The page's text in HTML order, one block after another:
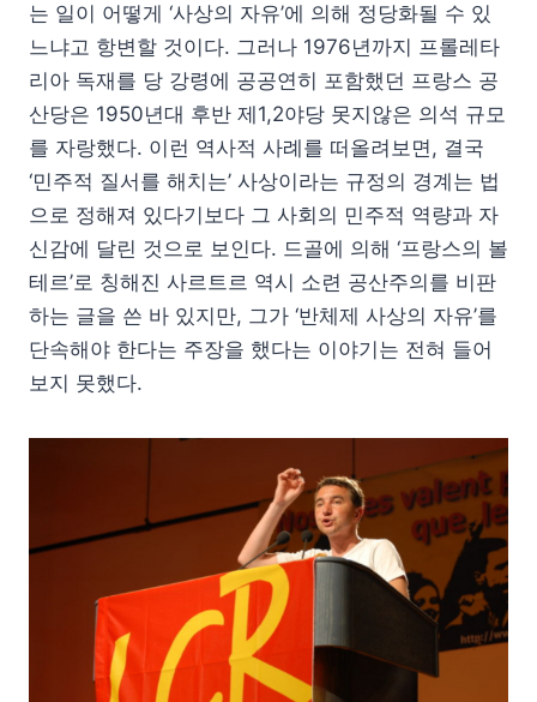
는 일이 어떻게 ‘사상의 자유’에 의해 정당화될 수 있
느냐고 항변할 것이다. 그러나 1976년까지 프롤레타
리아 독재를 당 강령에 공공연히 포함했던 프랑스 공
산당은 1950년대 후반 제1,2야당 못지않은 의석 규모
를 자랑했다. 이런 역사적 사례를 떠올려보면, 결국
‘민주적 질서를 해치는’ 사상이라는 규정의 경계는 법
으로 정해져 있다기보다 그 사회의 민주적 역량과 자
신감에 달린 것으로 보인다. 드골에 의해 ‘프랑스의 볼
테르’로 칭해진 사르트르 역시 소련 공산주의를 비판
하는 글을 쓴 바 있지만, 그가 ‘반체제 사상의 자유’를
단속해야 한다는 주장을 했다는 이야기는 전혀 들어
보지 못했다.